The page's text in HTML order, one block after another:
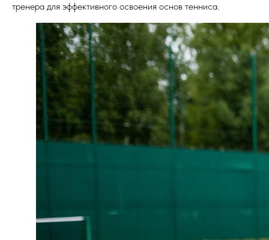
тренера для эффективного освоения основ тенниса.